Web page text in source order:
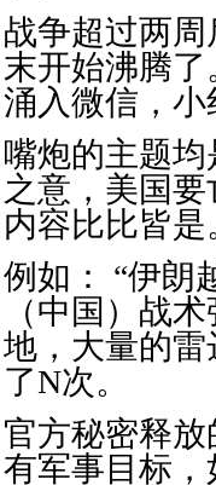
战争超过两
末开始沸腾
涌入微信，
嘴炮的主题
之意，美国
内容比比皆是
例如： “伊朗
（中国）战
地，大量的
了N次。
官方秘密释
有军事目标